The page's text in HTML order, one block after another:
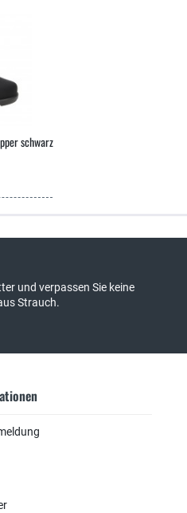
schwarz
und verpassen Sie keine
Strauch.